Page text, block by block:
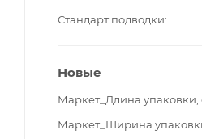
Стандарт подводки
Новые
Маркет_Длина упаковки,
Маркет_Ширина